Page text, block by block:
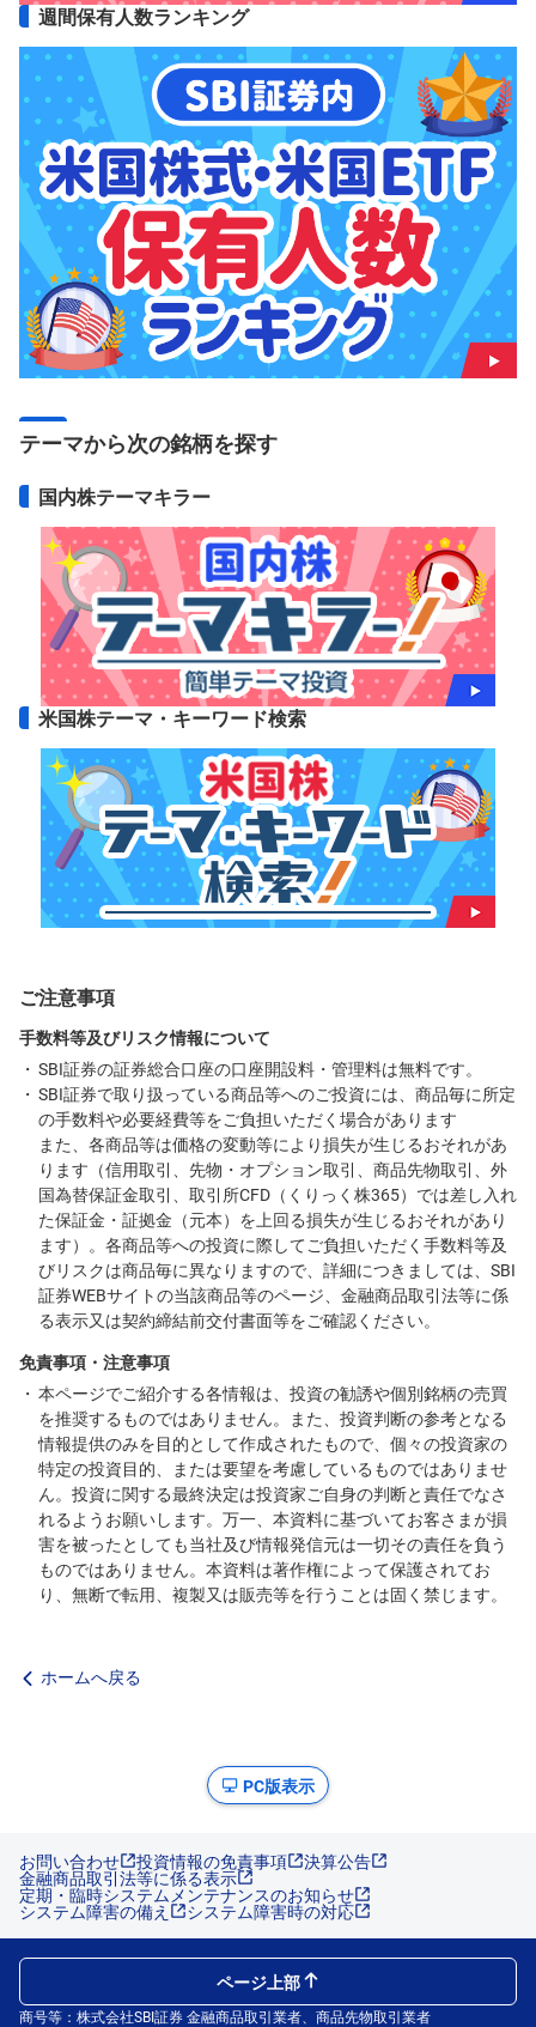
週間保有人数ランキング
テーマから次の銘柄を探す
国内株テーマキラー
米国株テーマ・キーワード検索
ご注意事項
手数料等及びリスク情報について
SBI証券の証券総合口座の口座開設料・管理料は無料です。
SBI証券で取り扱っている商品等へのご投資には、商品毎に所定
の手数料や必要経費等をご負担いただく場合があります
また、各商品等は価格の変動等により損失が生じるおそれがあ
ります（信用取引、先物・オプション取引、商品先物取引、外
国為替保証金取引、取引所CFD（くりっく株365）では差し入れ
た保証金・証拠金（元本）を上回る損失が生じるおそれがあり
ます）。各商品等への投資に際してご負担いただく手数料等及
びリスクは商品毎に異なりますので、詳細につきましては、SBI
証券WEBサイトの当該商品等のページ、金融商品取引法等に係
る表示又は契約締結前交付書面等をご確認ください。
免責事項・注意事項
本ページでご紹介する各情報は、投資の勧誘や個別銘柄の売買
を推奨するものではありません。また、投資判断の参考となる
情報提供のみを目的として作成されたもので、個々の投資家の
特定の投資目的、または要望を考慮しているものではありませ
ん。投資に関する最終決定は投資家ご自身の判断と責任でなさ
れるようお願いします。万一、本資料に基づいてお客さまが損
害を被ったとしても当社及び情報発信元は一切その責任を負う
ものではありません。本資料は著作権によって保護されてお
り、無断で転用、複製又は販売等を行うことは固く禁じます。
ホームへ戻る
PC版表示
お問い合わせ 投資情報の免責事項 決算公告
金融商品取引法等に係る表示
定期・臨時システムメンテナンスのお知らせ
システム障害の備え システム障害時の対応
商号等：株式会社SBI証券 金融商品取引業者、商品先物取引業者
ページ上部